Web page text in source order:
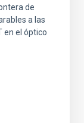
de
a las
en el óptico